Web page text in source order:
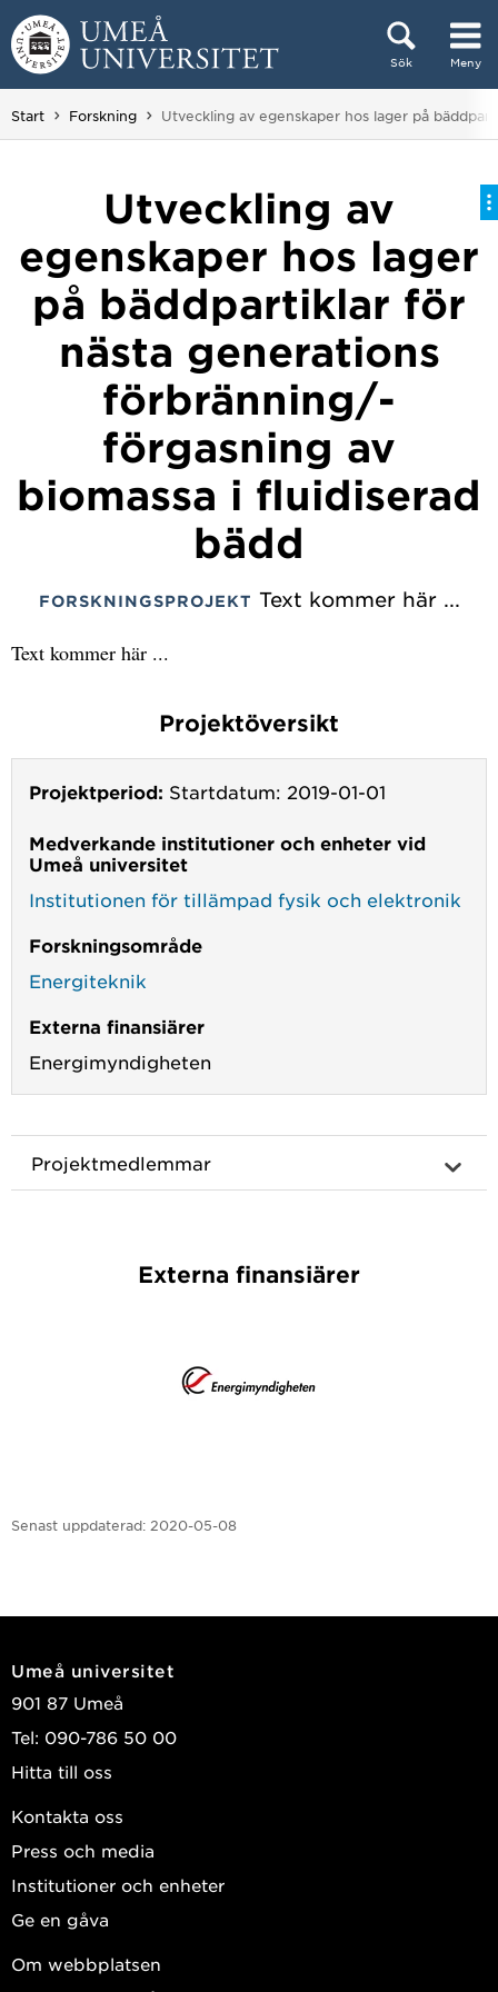
Hoppa direkt till innehållet
Sök Meny
Huvudmenyn dold.
Start Forskning Du är här:
Utveckling av egenskaper hos lager på
Utveckling av
egenskaper hos lager
på bäddpartiklar för
nästa generations
förbränning/-
förgasning av
biomassa i fluidiserad
bädd
FORSKNINGSPROJEKT Text kommer här ...
Text kommer här ...
Projektöversikt
Projektperiod: Startdatum: 2019-01-01
Medverkande institutioner och enheter vid
Umeå universitet
Institutionen för tillämpad fysik och elektronik
Forskningsområde
Energiteknik
Externa finansiärer
Energimyndigheten
Projektmedlemmar
Externa finansiärer
Senast uppdaterad: 2020-05-08
Umeå universitet
901 87 Umeå
Tel: 090-786 50 00
Hitta till oss
Kontakta oss
Press och media
Institutioner och enheter
Ge en gåva
Om webbplatsen